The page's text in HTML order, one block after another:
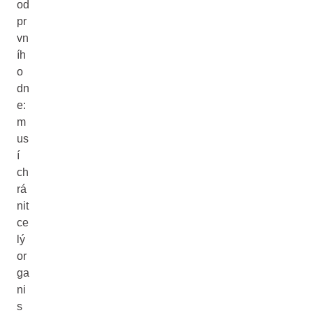
od
pr
vn
íh
o
dn
e:
m
us
í
ch
rá
nit
ce
lý
or
ga
ni
s